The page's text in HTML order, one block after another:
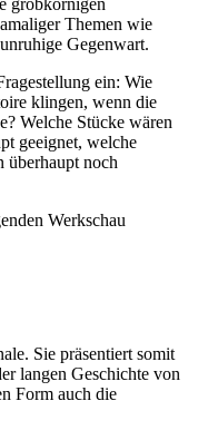
grobkörnigen
Themen wie
Gegenwart.
ein: Wie
klingen, wenn die
Welche Stücke wären
geeignet, welche
überhaupt noch
Werkschau
Sie präsentiert somit
langen Geschichte von
Form auch die